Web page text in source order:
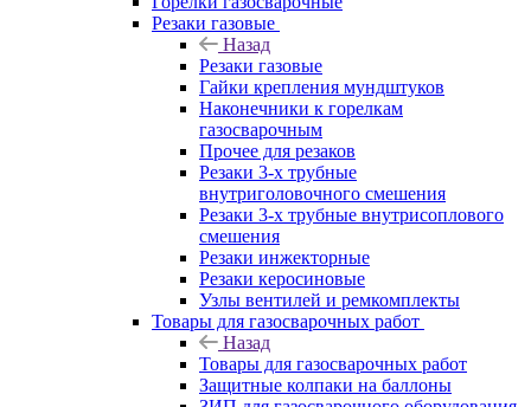
Резаки газовые
Назад
Резаки газовые
Гайки крепления мундштуков
Наконечники к горелкам
газосварочным
Прочее для резаков
Резаки 3-х трубные
внутриголовочного смешения
Резаки 3-х трубные внутрисоплового
смешения
Резаки инжекторные
Резаки керосиновые
Узлы вентилей и ремкомплекты
Товары для газосварочных работ
Назад
Товары для газосварочных работ
Защитные колпаки на баллоны